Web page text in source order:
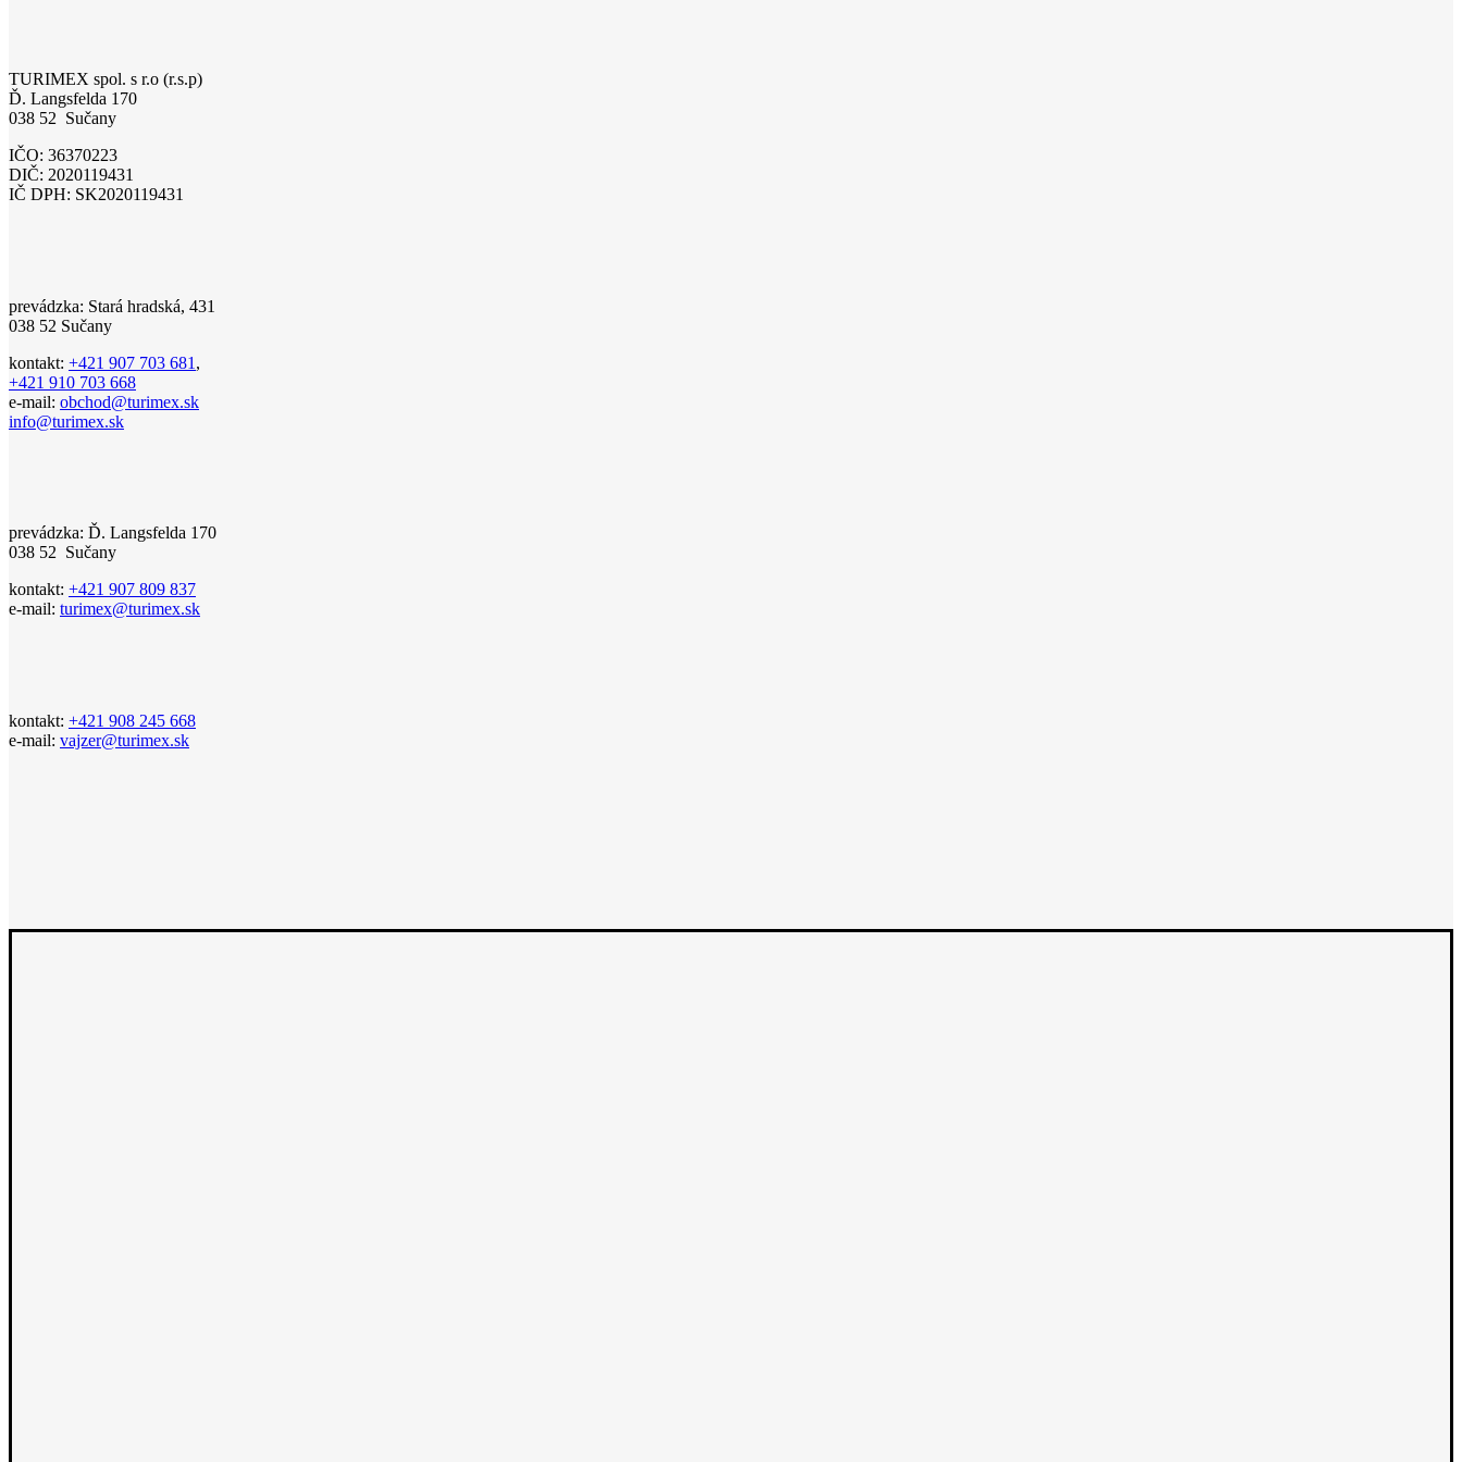
TURIMEX spol. s r.o (r.s.p)
Ď. Langsfelda 170
038 52 Sučany
IČO: 36370223
DIČ: 2020119431
IČ DPH: SK2020119431
prevádzka: Stará hradská, 431
038 52 Sučany
kontakt: +421 907 703 681 ,
+421 910 703 668
e-mail: obchod@turimex.sk
info@turimex.sk
prevádzka: Ď. Langsfelda 170
038 52 Sučany
kontakt: +421 907 809 837
e-mail: turimex@turimex.sk
kontakt: +421 908 245 668
e-mail: vajzer@turimex.sk